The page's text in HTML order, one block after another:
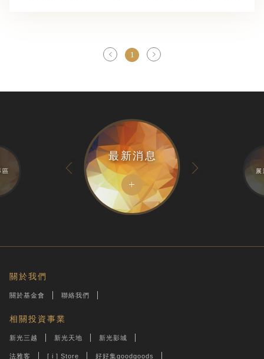
峰、最深的海溝、最奇怪的湖泊、最瑰麗的山體、
也是此線上一顆閃耀的星。
1
區
最新消息
關於我們
關於基金會 聯絡我們
相關投資事業
新光三越 新光天地 新光影城
法雅客 [ i ] Store 好好集goodgoods